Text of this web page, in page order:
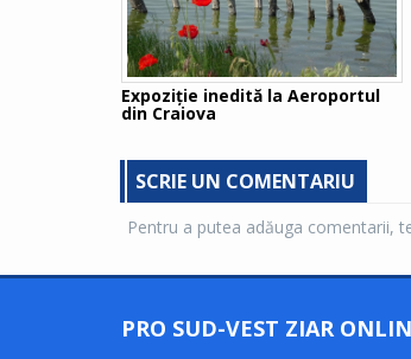
Expoziţie inedită la Aeroportul
din Craiova
SCRIE UN COMENTARIU
Pentru a putea adăuga comentarii,
PRO SUD-VEST ZIAR